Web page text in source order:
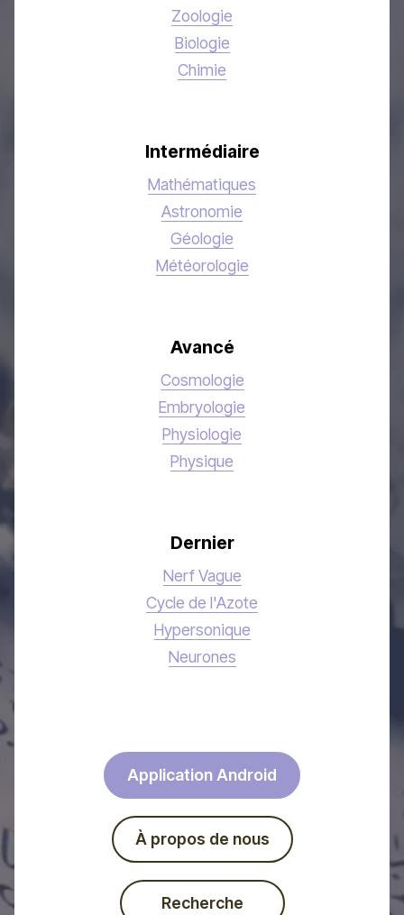
Zoologie
Biologie
Chimie
Intermédiaire
Mathématiques
Astronomie
Géologie
Météorologie
Avancé
Cosmologie
Embryologie
Physiologie
Physique
Dernier
Nerf Vague
Cycle de l'Azote
Hypersonique
Neurones
Application Android
À propos de nous
Recherche